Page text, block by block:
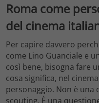
Roma come
del cinema
Per capire davvero
come Lino Guanciale e
così bene, bisogna fare
cosa significa, nel
personaggio. Non è una
scouting. È una